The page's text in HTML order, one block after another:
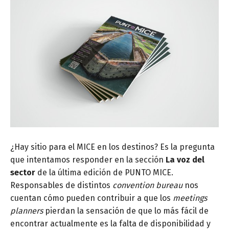
¿Hay sitio para el MICE en los destinos? Es la pregunta
que intentamos responder en la sección La voz del
sector de la última edición de PUNTO MICE.
Responsables de distintos convention bureaunos
cuentan cómo pueden contribuir a que los meetings
plannerspierdan la sensación de que lo más fácil de
encontrar actualmente es la falta de disponibilidad y